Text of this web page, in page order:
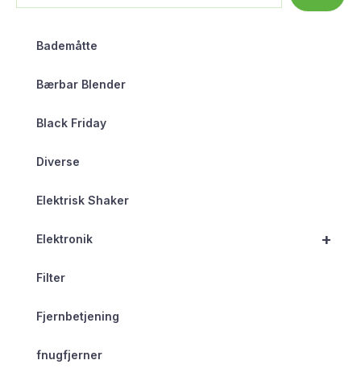
Bademåtte
Bærbar Blender
Black Friday
Diverse
Elektrisk Shaker
+
Elektronik
Filter
Fjernbetjening
fnugfjerner